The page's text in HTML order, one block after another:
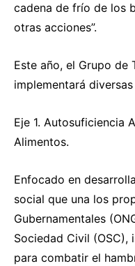
cadena de frío de los
otras acciones”.
Este año, el Grupo de
implementará
Eje 1. Autosuficiencia
Alimentos.
Enfocado en
social que una los
Gubernamentales
Sociedad Civil
para combatir el